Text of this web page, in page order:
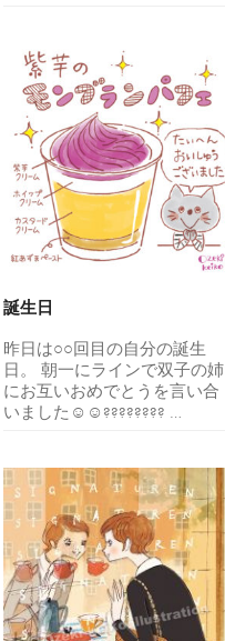
誕生日
昨日は○○回目の自分の誕生
日。 朝一にラインで双子の姉
にお互いおめでとうを言い合
いました☺☺???????? …